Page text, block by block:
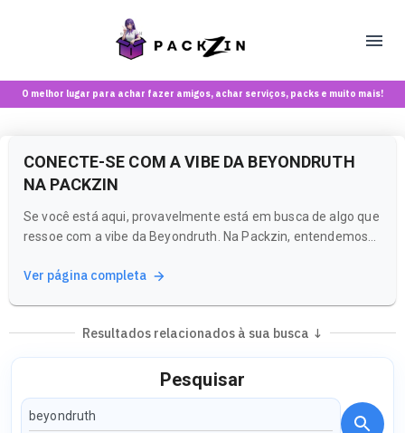
O melhor lugar para achar fazer amigos, achar serviços, packs e muito mais!
CONECTE-SE COM A VIBE DA BEYONDRUTH
NA PACKZIN
Se você está aqui, provavelmente está em busca de algo que
ressoe com a vibe da Beyondruth. Na Packzin, entendemos
compartilham suas paixões é essencial. Nossa plataforma é
Ver página completa
Resultados relacionados à sua busca ↓
Pesquisar